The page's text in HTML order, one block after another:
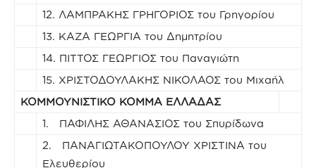
12. ΛΑΜΠΡΑΚΗΣ ΓΡΗΓΟΡΙΟΣ του Γρηγορίου
13. ΚΑΖΑ ΓΕΩΡΓΙΑ του Δημητρίου
14. ΠΙΤΤΟΣ ΓΕΩΡΓΙΟΣ του Παναγιώτη
15. ΧΡΙΣΤΟΔΟΥΛΑΚΗΣ ΝΙΚΟΛΑΟΣ του Μιχαήλ
ΚΟΜΜΟΥΝΙΣΤΙΚΟ ΚΟΜΜΑ ΕΛΛΑΔΑΣ
1. ΠΑΦΙΛΗΣ ΑΘΑΝΑΣΙΟΣ του Σπυρίδωνα
2. ΠΑΝΑΓΙΩΤΑΚΟΠΟΥΛΟΥ ΧΡΙΣΤΙΝΑ του
Ελευθερίου